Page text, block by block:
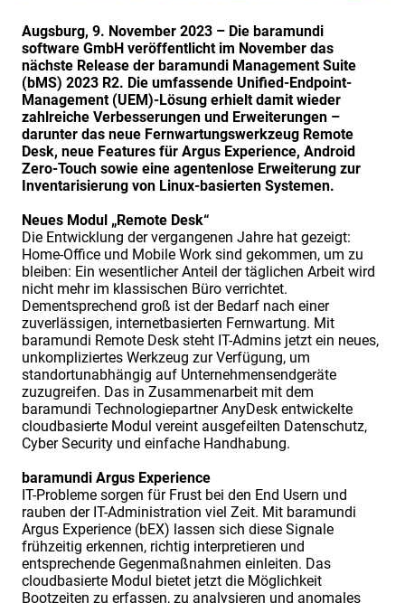
Augsburg, 9. November 2023 – Die baramundi
software GmbH veröffentlicht im November das
nächste Release der baramundi Management Suite
(bMS) 2023 R2. Die umfassende Unified-Endpoint-
Management (UEM)-Lösung erhielt damit wieder
zahlreiche Verbesserungen und Erweiterungen –
darunter das neue Fernwartungswerkzeug Remote
Desk, neue Features für Argus Experience, Android
Zero-Touch sowie eine agentenlose Erweiterung zur
Inventarisierung von Linux-basierten Systemen.
Neues Modul „Remote Desk“
Die Entwicklung der vergangenen Jahre hat gezeigt:
Home-Office und Mobile Work sind gekommen, um zu
bleiben: Ein wesentlicher Anteil der täglichen Arbeit wird
nicht mehr im klassischen Büro verrichtet.
Dementsprechend groß ist der Bedarf nach einer
zuverlässigen, internetbasierten Fernwartung. Mit
baramundi Remote Desk steht IT-Admins jetzt ein neues,
unkompliziertes Werkzeug zur Verfügung, um
standortunabhängig auf Unternehmensendgeräte
zuzugreifen. Das in Zusammenarbeit mit dem
baramundi Technologiepartner AnyDesk entwickelte
cloudbasierte Modul vereint ausgefeilten Datenschutz,
Cyber Security und einfache Handhabung.
baramundi Argus Experience
IT-Probleme sorgen für Frust bei den End Usern und
rauben der IT-Administration viel Zeit. Mit baramundi
Argus Experience (bEX) lassen sich diese Signale
frühzeitig erkennen, richtig interpretieren und
entsprechende Gegenmaßnahmen einleiten. Das
cloudbasierte Modul bietet jetzt die Möglichkeit
Bootzeiten zu erfassen, zu analysieren und anomales